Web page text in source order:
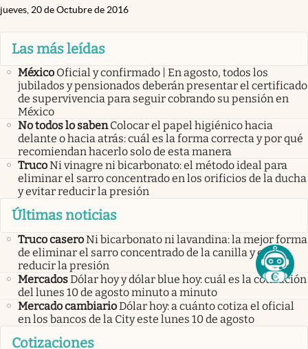
jueves, 20 de Octubre de 2016
Las más leídas
México Oficial y confirmado | En agosto, todos los
jubilados y pensionados deberán presentar el certificado
de supervivencia para seguir cobrando su pensión en
México
No todos lo saben Colocar el papel higiénico hacia
delante o hacia atrás: cuál es la forma correcta y por qué
recomiendan hacerlo solo de esta manera
TrucoNi vinagre ni bicarbonato: el método ideal para
eliminar el sarro concentrado en los orificios de la ducha
y evitar reducir la presión
Últimas noticias
Truco caseroNi bicarbonato ni lavandina: la mejor forma
de eliminar el sarro concentrado de la canilla y evitar
reducir la presión
MercadosDólar hoy y dólar blue hoy: cuál es la cotización
del lunes 10 de agosto minuto a minuto
Mercado cambiarioDólar hoy: a cuánto cotiza el oficial
en los bancos de la City este lunes 10 de agosto
Cotizaciones